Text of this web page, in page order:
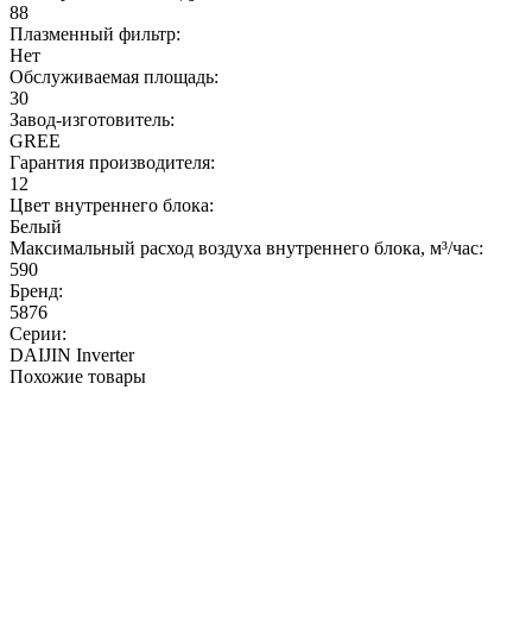
88
Плазменный фильтр:
Нет
Обслуживаемая площадь:
30
Завод-изготовитель:
GREE
Гарантия производителя:
12
Цвет внутреннего блока:
Белый
Максимальный расход воздуха внутреннего блока, м³/час:
590
Бренд:
5876
Серии:
DAIJIN Inverter
Похожие товары